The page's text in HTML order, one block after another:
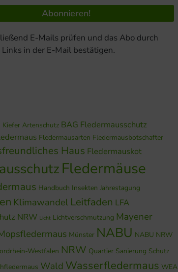
E-Mails prüfen und das Abo durch
in der E-Mail bestätigen.
Kiefer Artenschutz BAG Fledermausschutz
Fledermausarten Fledermausbotschafter
Haus Fledermauskot
Fledermäuse
Handbuch Insekten Jahrestagung
Klimawandel Leitfaden LFA
NRW Licht Lichtverschmutzung Mayener
Münster NABU NABU NRW
Westfalen NRW Quartier Sanierung Schutz
Wald Wasserfledermaus WEA